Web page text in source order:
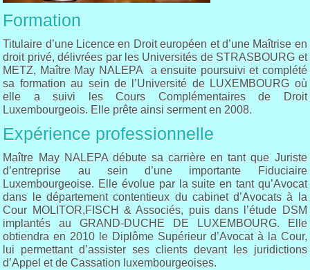
Formation
Titulaire d’une Licence en Droit européen et d’une Maîtrise en
droit privé, délivrées par les Universités de STRASBOURG et
METZ, Maître May NALEPA a ensuite poursuivi et complété
sa formation au sein de l’Université de LUXEMBOURG où
elle a suivi les Cours Complémentaires de Droit
Luxembourgeois. Elle prête ainsi serment en 2008.
Expérience professionnelle
Maître May NALEPA débute sa carrière en tant que Juriste
d’entreprise au sein d’une importante Fiduciaire
Luxembourgeoise. Elle évolue par la suite en tant qu’Avocat
dans le département contentieux du cabinet d’Avocats à la
Cour MOLITOR,FISCH & Associés, puis dans l’étude DSM
implantés au GRAND-DUCHE DE LUXEMBOURG. Elle
obtiendra en 2010 le Diplôme Supérieur d’Avocat à la Cour,
lui permettant d’assister ses clients devant les juridictions
d’Appel et de Cassation luxembourgeoises.